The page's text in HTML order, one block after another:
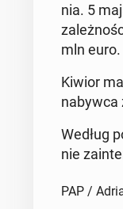
nia. 5
mln euro.
Kiwior
nabywca
Według
nie
PAP /